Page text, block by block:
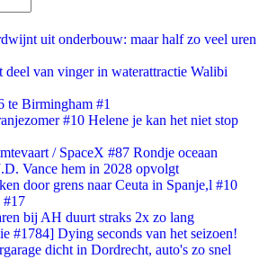
uit onderbouw: maar half zo veel uren
deel van vinger in waterattractie Walibi
te Birmingham #1
#10 Helene je kan het niet stop
/ SpaceX #87 Rondje oceaan
Vance hem in 2028 opvolgt
door grens naar Ceuta in Spanje,l #10
#17
bij AH duurt straks 2x zo lang
#1784] Dying seconds van het seizoen!
dicht in Dordrecht, auto's zo snel